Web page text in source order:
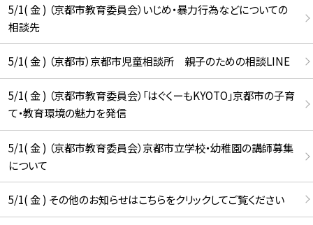
5/1( 金 ) （京都市教育委員会）いじめ・暴力行為などについての
相談先
5/1( 金 ) （京都市）京都市児童相談所 親子のための相談LINE
5/1( 金 ) （京都市教育委員会）「はぐくーもKYOTO」京都市の子育
て・教育環境の魅力を発信
5/1( 金 ) （京都市教育委員会）京都市立学校・幼稚園の講師募集
について
5/1( 金 ) その他のお知らせはこちらをクリックしてご覧ください